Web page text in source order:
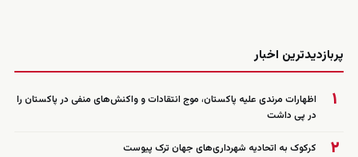
پربازدیدترین اخبار
۱
اظهارات مرندی علیه پاکستان، موج انتقادات و واکنش‌های منفی در پاکستان را
در پی داشت
۲ کرکوک به اتحادیه شهرداری‌های جهان ترک پیوست